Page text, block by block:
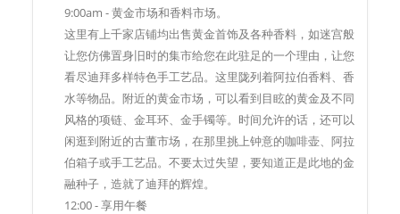
9:00am - 黄金市场和香料市场。
这里有上千家店铺均出售黄金首饰及各种香料，如迷宫般
让您仿佛置身旧时的集市给您在此驻足的一个理由，让您
看尽迪拜多样特色手工艺品。这里陇列着阿拉伯香料、香
水等物品。附近的黄金市场，可以看到目眩的黄金及不同
风格的项链、金耳环、金手镯等。时间允许的话，还可以
闲逛到附近的古董市场，在那里挑上钟意的咖啡壶、阿拉
伯箱子或手工艺品。不要太过失望，要知道正是此地的金
融种子，造就了迪拜的辉煌。
12:00 - 享用午餐